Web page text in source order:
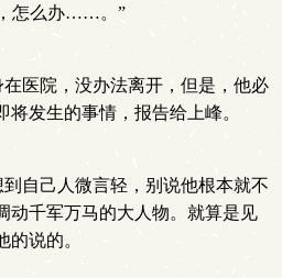
怎么办……。”
医院，没办法离开，但是，他必
发生的事情，报告给上峰。
自己人微言轻，别说他根本就不
动千军万马的大人物。就算是见
说的。